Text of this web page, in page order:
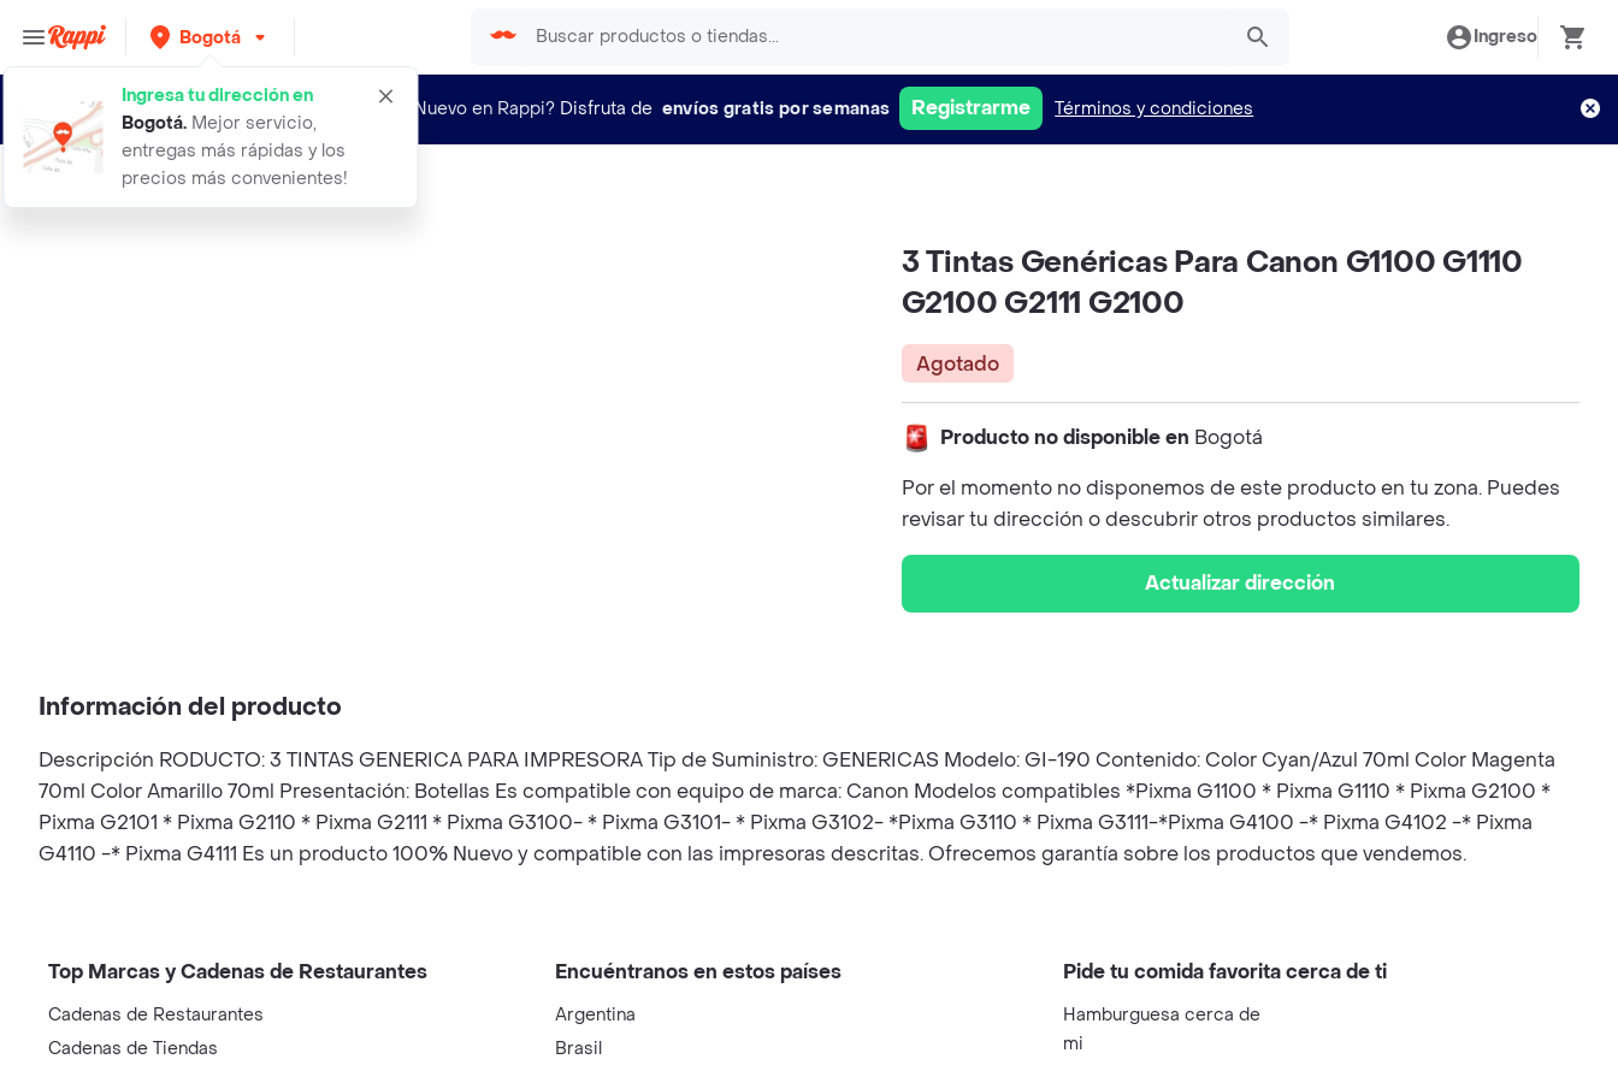
Bogotá
Ingresa tu dirección en
Bogotá. Mejor servicio,
entregas más rápidas y los
precios más convenientes!
Ingreso
¿Nuevo en Rappi? Disfruta de envíos gratis por semanas Registrarme Términos y condiciones
3 tintas genericas para canon g1100
3 Tintas Genéricas Para Canon G1100 G1110
G2100 G2111 G2100
Agotado
Producto no disponible en Bogotá
Por el momento no disponemos de este producto en tu zona. Puedes
revisar tu dirección o descubrir otros productos similares.
Actualizar dirección
Información del producto
Descripción RODUCTO: 3 TINTAS GENERICA PARA IMPRESORA Tip de Suministro: GENERICAS Modelo: GI-190 Contenido: Color Cyan/Azul 70ml Color Magenta
70ml Color Amarillo 70ml Presentación: Botellas Es compatible con equipo de marca: Canon Modelos compatibles *Pixma G1100 * Pixma G1110 * Pixma G2100 *
Pixma G2101 * Pixma G2110 * Pixma G2111 * Pixma G3100- * Pixma G3101- * Pixma G3102- *Pixma G3110 * Pixma G3111-*Pixma G4100 -* Pixma G4102 -* Pixma
G4110 -* Pixma G4111 Es un producto 100% Nuevo y compatible con las impresoras descritas. Ofrecemos garantía sobre los productos que vendemos.
Top Marcas y Cadenas de Restaurantes
Cadenas de Restaurantes
Cadenas de Tiendas
Encuéntranos en estos países
Argentina
Brasil
Pide tu comida favorita cerca de ti
Hamburguesa cerca de
mi